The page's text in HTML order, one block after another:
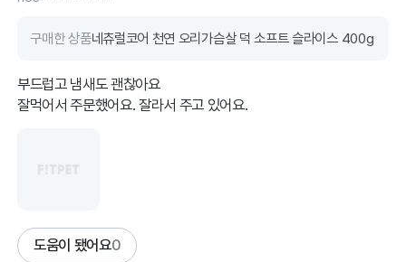
구매한 상품네츄럴코어 천연 오리가슴살 덕 소프트 슬라이스 400g
부드럽고 냄새도 괜찮아요
잘먹어서 주문했어요. 잘라서 주고 있어요.
도움이 됐어요0